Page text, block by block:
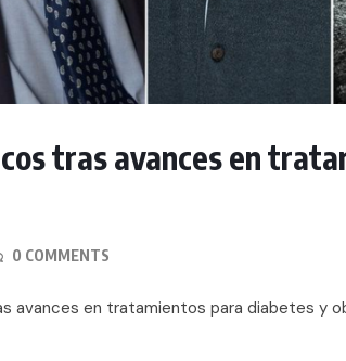
tras avances en
0 COMMENTS
avances en tratamientos para diabetes y